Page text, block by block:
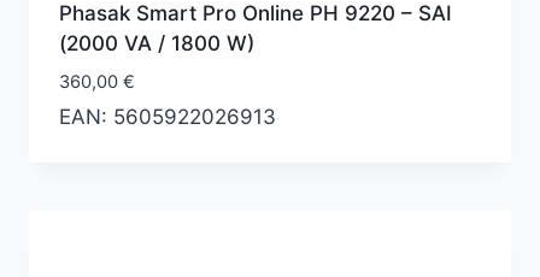
Phasak Smart Pro Online PH 9220 – SAI
(2000 VA / 1800 W)
360,00 €
EAN: 5605922026913